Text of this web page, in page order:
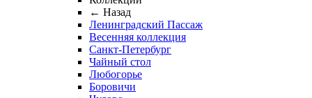
← Назад
Ленинградский Пассаж
Весенняя коллекция
Санкт-Петербург
Чайный стол
Любогорье
Боровичи